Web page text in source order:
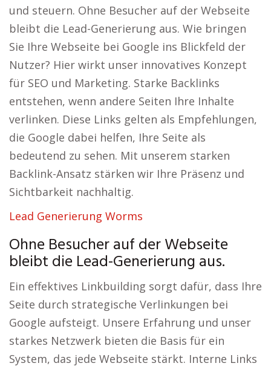
und steuern. Ohne Besucher auf der Webseite
bleibt die Lead-Generierung aus. Wie bringen
Sie Ihre Webseite bei Google ins Blickfeld der
Nutzer? Hier wirkt unser innovatives Konzept
für SEO und Marketing. Starke Backlinks
entstehen, wenn andere Seiten Ihre Inhalte
verlinken. Diese Links gelten als Empfehlungen,
die Google dabei helfen, Ihre Seite als
bedeutend zu sehen. Mit unserem starken
Backlink-Ansatz stärken wir Ihre Präsenz und
Sichtbarkeit nachhaltig.
Lead Generierung Worms
Ohne Besucher auf der Webseite
bleibt die Lead-Generierung aus.
Ein effektives Linkbuilding sorgt dafür, dass Ihre
Seite durch strategische Verlinkungen bei
Google aufsteigt. Unsere Erfahrung und unser
starkes Netzwerk bieten die Basis für ein
System, das jede Webseite stärkt. Interne Links